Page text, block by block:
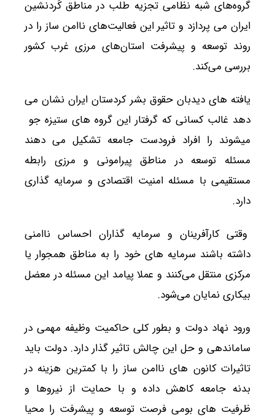
گروه‌های شبه نظامی تجزیه طلب در مناطق کُردنشین
ایران می پردازد و تاثیر این فعالیت‌های ناامن ساز را در
روند توسعه و پیشرفت استان‌های مرزی غرب کشور
بررسی می‌کند.
یافته های دیدبان حقوق بشر کردستان ایران نشان می
دهد غالب کسانی که گرفتار این گروه های ستیزه جو
میشوند را افراد فرودست جامعه تشکیل می دهند
مسئله توسعه در مناطق پیرامونی و مرزی رابطه
مستقیمی با مسئله امنیت اقتصادی و سرمایه گذاری
دارد.
وقتی کارآفرینان و سرمایه گذاران احساس ناامنی
داشته باشند سرمایه های خود را به مناطق همجوار یا
مرکزی منتقل می‌کنند و عملا پیامد این مسئله در معضل
بیکاری نمایان می‌شود.
ورود نهاد دولت و بطور کلی حاکمیت وظیفه مهمی در
ساماندهی و حل این چالش تاثیر گذار دارد. دولت باید
تاثیرات کانون های ناامن ساز را با کمترین هزینه در
بدنه جامعه کاهش داده و با حمایت از نیروها و
ظرفیت های بومی فرصت توسعه و پیشرفت را محیا